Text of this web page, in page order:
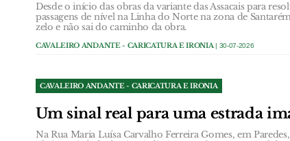
Desde o início das obras da variante das Assacais para
passagens de nível na Linha do Norte na zona de
zelo e não sai do caminho da obra.
CAVALEIRO ANDANTE - CARICATURA E IRONIA| 30-07-2026
CAVALEIRO ANDANTE - CARICATURA E IRONIA
Um sinal real para uma estrada
Na Rua Maria Luísa Carvalho Ferreira Gomes, em